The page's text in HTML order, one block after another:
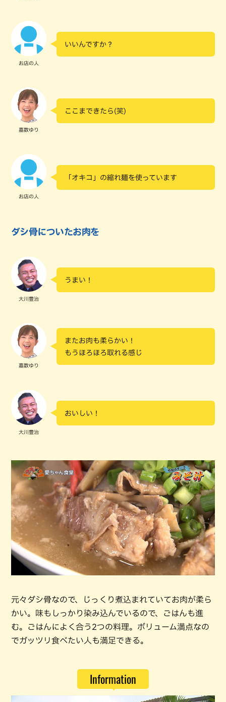
お店の人
いいんですか？
嘉数ゆり
ここまできたら(笑)
お店の人
「オキコ」の縮れ麺を使っています
ダシ骨についたお肉を
大川豊治
うまい！
嘉数ゆり
またお肉も柔らかい！
もうほろほろ取れる感じ
大川豊治
おいしい！
元々ダシ骨なので、じっくり煮込まれていてお肉が柔ら
かい。味もしっかり染み込んでいるので、ごはんも進
む。ごはんによく合う2つの料理。ボリューム満点なの
でガッツリ食べたい人も満足できる。
Information